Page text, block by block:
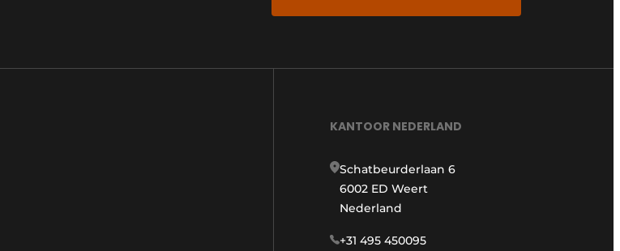
KANTOOR NEDERLAND
Schatbeurderlaan 6
6002 ED Weert
Nederland
+31 495 450095